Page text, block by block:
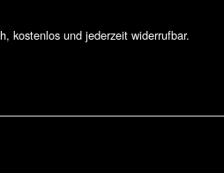
kostenlos und jederzeit widerrufbar.